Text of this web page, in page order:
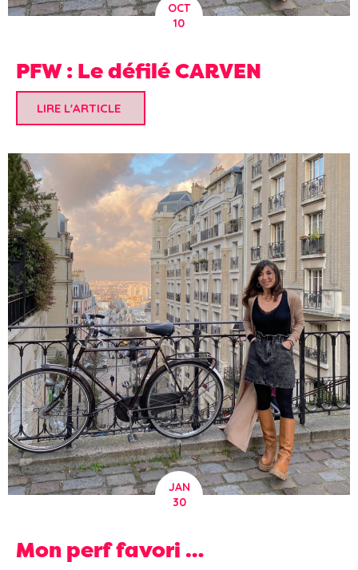
OCT
10
PFW : Le défilé CARVEN
LIRE L'ARTICLE
JAN
30
Mon perf favori …